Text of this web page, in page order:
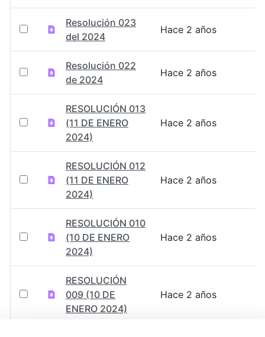
Resolución 023
del 2024
Hace 2 años
Resolución 022
de 2024
Hace 2 años
RESOLUCIÓN 013
(11 DE ENERO
2024)
Hace 2 años
RESOLUCIÓN 012
(11 DE ENERO
2024)
Hace 2 años
RESOLUCIÓN 010
(10 DE ENERO
2024)
Hace 2 años
RESOLUCIÓN
009 (10 DE
ENERO 2024)
Hace 2 años